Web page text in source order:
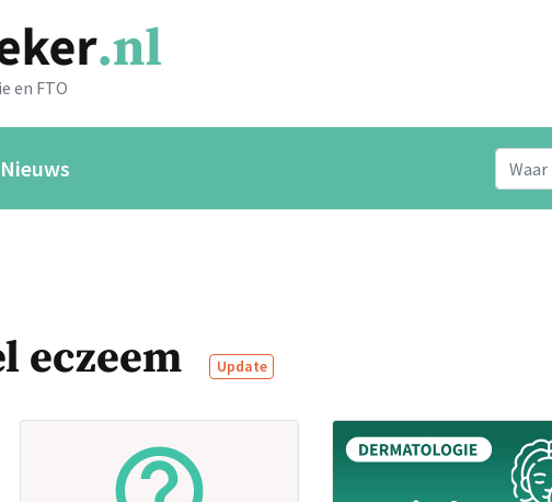
en FTO
Nieuws
eczeem Update